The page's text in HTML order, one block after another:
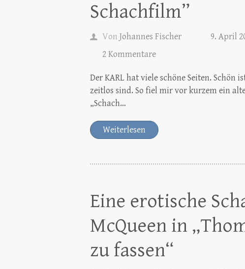
Schachfilm”
Von Johannes Fischer 9. April
2 Kommentare
Der KARL hat viele schöne Seiten. Schön
zeitlos sind. So fiel mir vor kurzem ein
„Schach…
Weiterlesen
Eine erotische
McQueen in
zu fassen“